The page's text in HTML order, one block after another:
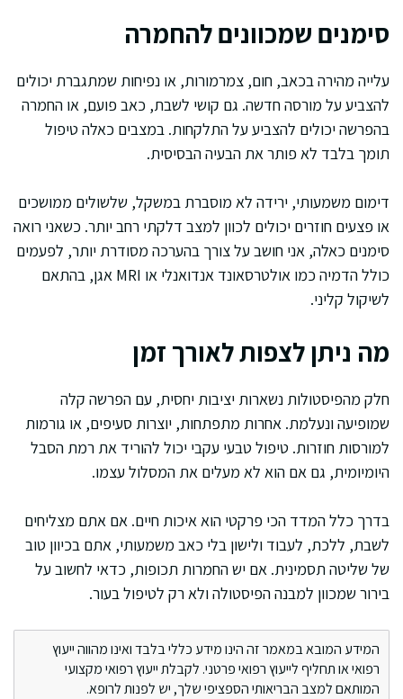
סימנים שמכוונים להחמרה
עלייה מהירה בכאב, חום, צמרמורות, או נפיחות שמתגברת יכולים
להצביע על מורסה חדשה. גם קושי לשבת, כאב פועם, או החמרה
בהפרשה יכולים להצביע על התלקחות. במצבים כאלה טיפול
תומך בלבד לא פותר את הבעיה הבסיסית.
דימום משמעותי, ירידה לא מוסברת במשקל, שלשולים ממושכים
או פצעים חוזרים יכולים לכוון למצב דלקתי רחב יותר. כשאני רואה
סימנים כאלה, אני חושב על צורך בהערכה מסודרת יותר, לפעמים
כולל הדמיה כמו אולטרסאונד אנדואנלי או MRI אגן, בהתאם
לשיקול קליני.
מה ניתן לצפות לאורך זמן
חלק מהפיסטולות נשארות יציבות יחסית, עם הפרשה קלה
שמופיעה ונעלמת. אחרות מתפתחות, יוצרות סעיפים, או גורמות
למורסות חוזרות. טיפול טבעי עקבי יכול להוריד את רמת הסבל
היומיומית, גם אם הוא לא מעלים את המסלול עצמו.
בדרך כלל המדד הכי פרקטי הוא איכות חיים. אם אתם מצליחים
לשבת, ללכת, לעבוד ולישון בלי כאב משמעותי, אתם בכיוון טוב
של שליטה תסמינית. אם יש החמרות תכופות, כדאי לחשוב על
בירור שמכוון למבנה הפיסטולה ולא רק לטיפול בעור.
המידע המובא במאמר זה הינו מידע כללי בלבד ואינו מהווה ייעוץ
רפואי או תחליף לייעוץ רפואי פרטני. לקבלת ייעוץ רפואי מקצועי
המותאם למצב הבריאותי הספציפי שלך, יש לפנות לרופא.